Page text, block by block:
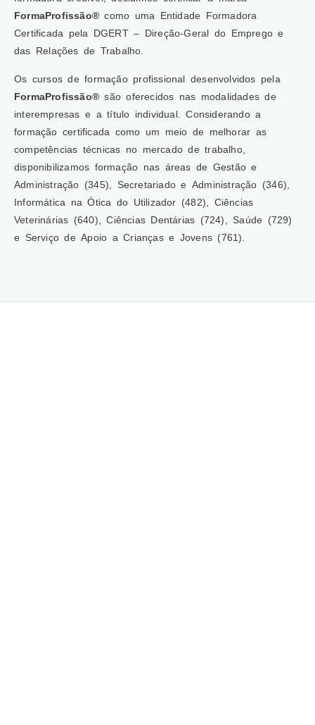
FormaProfissão®como uma Entidade Formadora
Certificada pela DGERT – Direção-Geral do Emprego e
das Relações de Trabalho.
Os cursos de formação profissional desenvolvidos pela
FormaProfissão® são oferecidos nas modalidades de
interempresas e a título individual. Considerando a
formação certificada como um meio de melhorar as
competências técnicas no mercado de trabalho,
disponibilizamos formação nas áreas de Gestão e
Administração (345), Secretariado e Administração (346),
Informática na Ótica do Utilizador (482), Ciências
Veterinárias (640), Ciências Dentárias (724), Saúde (729)
e Serviço de Apoio a Crianças e Jovens (761).